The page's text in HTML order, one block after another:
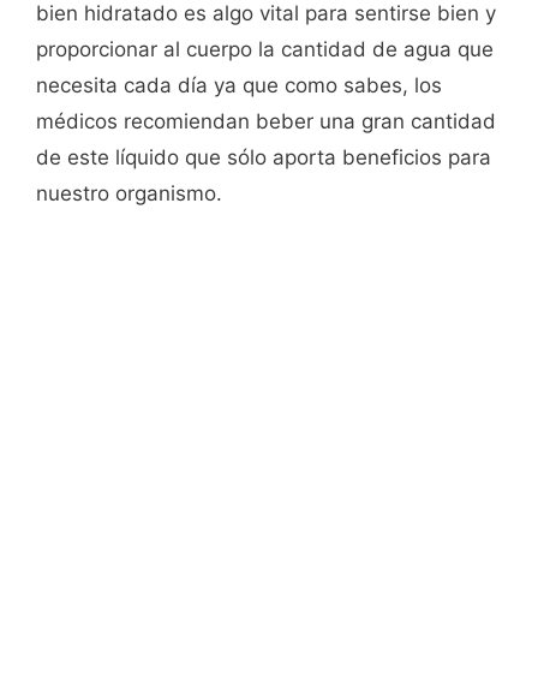
bien hidratado es algo vital para sentirse bien y
proporcionar al cuerpo la cantidad de agua que
necesita cada día ya que como sabes, los
médicos recomiendan beber una gran cantidad
de este líquido que sólo aporta beneficios para
nuestro organismo.